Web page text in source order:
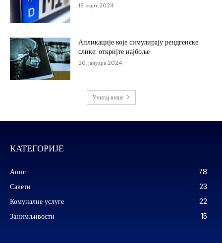
18. март 2024
Апликације које симулирају рендгенске
слике: откријте најбоље
20. јануара 2024
Учитај више
КАТЕГОРИЈЕ
Аппс
78
Савети
23
Комуналне услуге
22
Занимљивости
15